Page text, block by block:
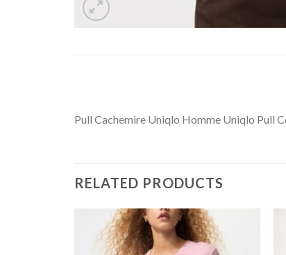
Pull Cachemire Uniqlo Homme Uniqlo Pull
RELATED PRODUCTS